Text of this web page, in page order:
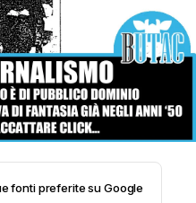
URBANE ED
fonti preferite su Google